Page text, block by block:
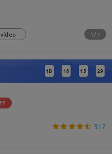
1/7
1 D : 16 : 15 : 29
312